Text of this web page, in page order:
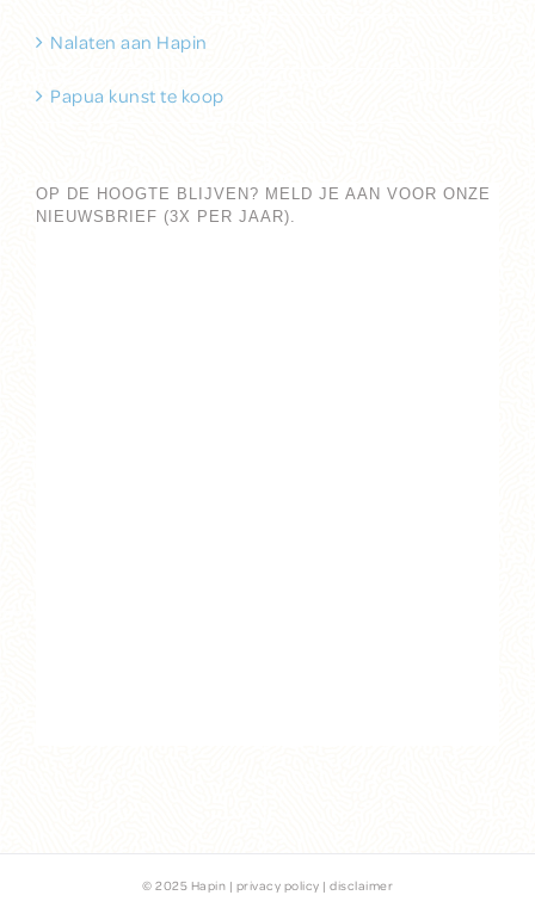
Nalaten aan Hapin
Papua kunst te koop
OP DE HOOGTE BLIJVEN? MELD JE AAN VOOR ONZE
NIEUWSBRIEF (3X PER JAAR).
© 2025 Hapin | privacy policy | disclaimer